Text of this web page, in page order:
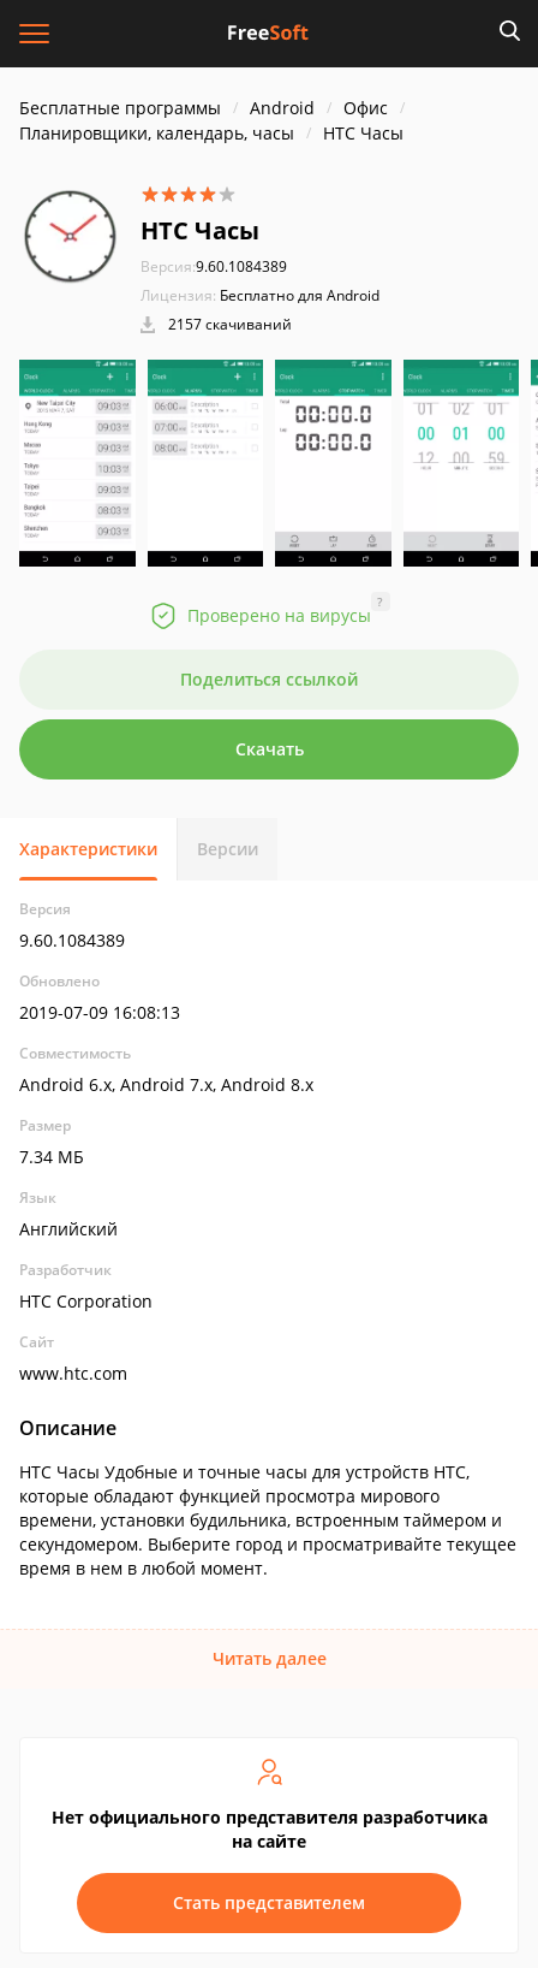
Бесплатные программы Android
Офис
Планировщики, календарь, часы
HTC Часы
HTC Часы
Версия:9.60.1084389
Лицензия: Бесплатно для Android
2157 скачиваний
Проверено на вирусы
?
Поделиться ссылкой
Скачать
Характеристики Версии
Версия
9.60.1084389
Обновлено
2019-07-09 16:08:13
Совместимость
Android 6.x, Android 7.x, Android 8.x
Размер
7.34 МБ
Язык
Английский
Разработчик
HTC Corporation
Сайт
www.htc.com
Описание
HTC Часы Удобные и точные часы для устройств HTC,
которые обладают функцией просмотра мирового
времени, установки будильника, встроенным таймером и
секундомером. Выберите город и просматривайте текущее
время в нем в любой момент.
Читать далее
Нет официального представителя разработчика
на сайте
Стать представителем